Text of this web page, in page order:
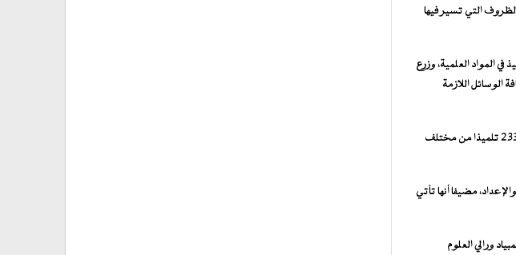
التي تسير فيها
المواد العلمية، وزرع
الوسائل اللازمة
وعلى مستوى ولاية آدرار أشرف الوالي، السيد عبد الله ولد محمد محمود، على انطلاق هذه النسخة، التي يشارك فيها 233 تلميذا من مختلف
مضيفا أنها تأتي
ورالي العلوم